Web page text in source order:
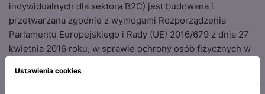
indywidualnych dla sektora B2C) jest budowana i
przetwarzana zgodnie z wymogami Rozporządzenia
Parlamentu Europejskiego i Rady (UE) 2016/679 z dnia 27
kwietnia 2016 roku, w sprawie ochrony osób fizycznych w
swobodnego przepływu takich danych oraz uchylenia
Ustawienia cookies